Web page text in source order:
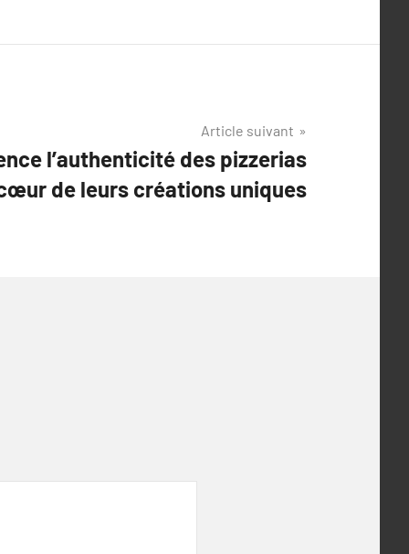
Article suivant
l’authenticité des pizzerias
de leurs créations uniques